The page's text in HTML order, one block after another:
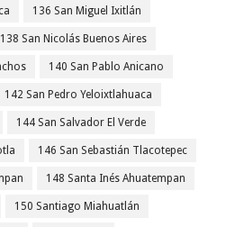
136 San Miguel Ixitlán
138 San Nicolás Buenos Aires
140 San Pablo Anicano
142 San Pedro Yeloixtlahuaca
144 San Salvador El Verde
146 San Sebastián Tlacotepec
148 Santa Inés Ahuatempan
150 Santiago Miahuatlán